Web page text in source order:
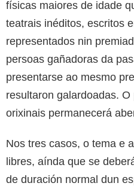
físicas maiores de idade
teatrais inéditos, escritos
representados nin
persoas gañadoras da
presentarse ao mesmo
resultaron galardoadas.
orixinais permanecerá
Nos tres casos, o tema e
libres, aínda que se
de duración normal dun